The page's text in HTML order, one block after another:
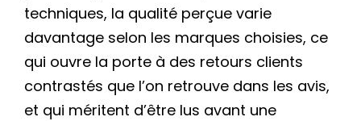
techniques, la qualité perçue varie
davantage selon les marques choisies, ce
qui ouvre la porte à des retours clients
contrastés que l’on retrouve dans les avis,
et qui méritent d’être lus avant une